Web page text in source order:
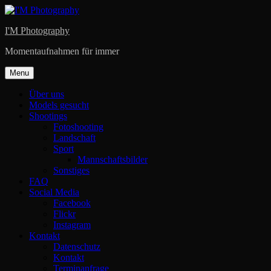
Skip
content
I'M Photography
Momentaufnahmen für immer
Menu
Über uns
Models gesucht
Shootings
Fotoshooting
Landschaft
Sport
Mannschaftsbilder
Sonstiges
FAQ
Social Media
Facebook
Flickr
Instagram
Kontakt
Datenschutz
Kontakt
Terminanfrage